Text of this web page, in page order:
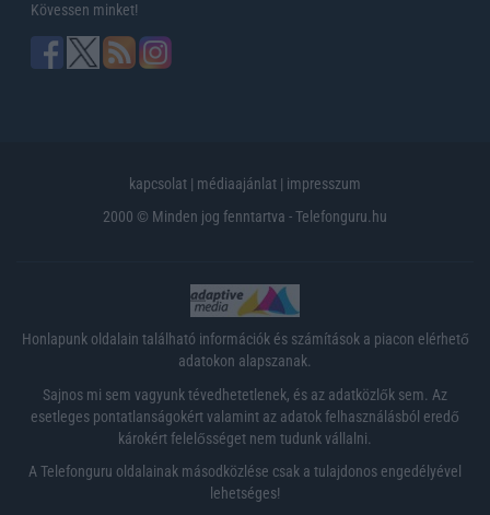
Kövessen minket!
kapcsolat | médiaajánlat | impresszum
2000 © Minden jog fenntartva - Telefonguru.hu
Honlapunk oldalain található információk és számítások a piacon elérhető
adatokon alapszanak.
Sajnos mi sem vagyunk tévedhetetlenek, és az adatközlők sem. Az
esetleges pontatlanságokért valamint az adatok felhasználásból eredő
károkért felelősséget nem tudunk vállalni.
A Telefonguru oldalainak másodközlése csak a tulajdonos engedélyével
lehetséges!